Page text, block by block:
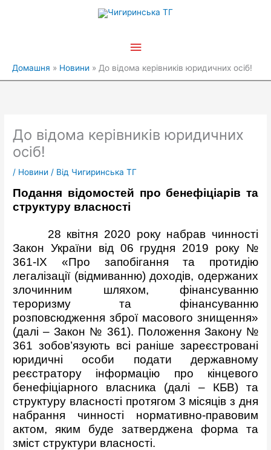
Головне
Домашня Новини До відома керівників юридичних осіб!
До відома керівників юридичних
осіб!
/ Новини / Від Чигиринська ТГ
Подання відомостей пробенефіціарів та
структуру власності
28 квітня 2020 року набрав чинності
Закон України від 06 грудня 2019 року №
361-IX «Про запобігання та протидію
легалізації (відмиванню) доходів, одержаних
злочинним шляхом, фінансуванню
тероризму та фінансуванню
розповсюдження зброї масового знищення»
(далі – Закон № 361). Положення Закону №
361 зобов’язують всі раніше зареєстровані
юридичні особи подати державному
реєстратору інформацію про кінцевого
бенефіціарного власника (далі – КБВ) та
структуру власності протягом 3 місяців з дня
набрання чинності нормативно-правовим
актом, яким буде затверджена форма та
зміст структури власності.